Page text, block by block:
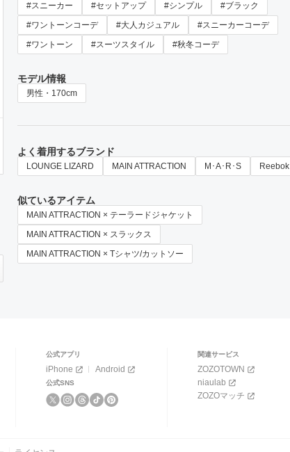
#スニーカー #セットアップ #シンプル
#ブラック
#ワントーンコーデ
#大人カジュアル
#スニーカーコーデ
#ワントーン
#スーツスタイル #秋冬コーデ
モデル情報
男性・170cm
よく着用するブランド
LOUNGE LIZARD MAIN ATTRACTION M･A･R･S Reebok
似ているアイテム
MAIN ATTRACTION × テーラードジャケット
MAIN ATTRACTION × スラックス
MAIN ATTRACTION × Tシャツ/カットソー
公式アプリ
iPhone Android
公式SNS
関連サービス
ZOZOTOWN
niaulab
ZOZOマッチ